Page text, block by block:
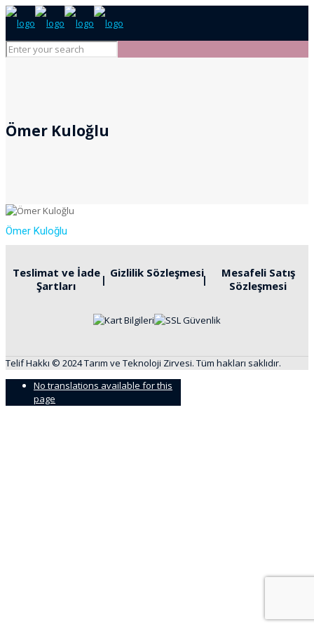
Ömer Kuloğlu
Ömer Kuloğlu
Teslimat ve İade
Şartları
Gizlilik Sözleşmesi
Mesafeli Satış
Sözleşmesi
Telif Hakkı © 2024 Tarım ve Teknoloji Zirvesi. Tüm hakları saklıdır.
No translations available for this
page